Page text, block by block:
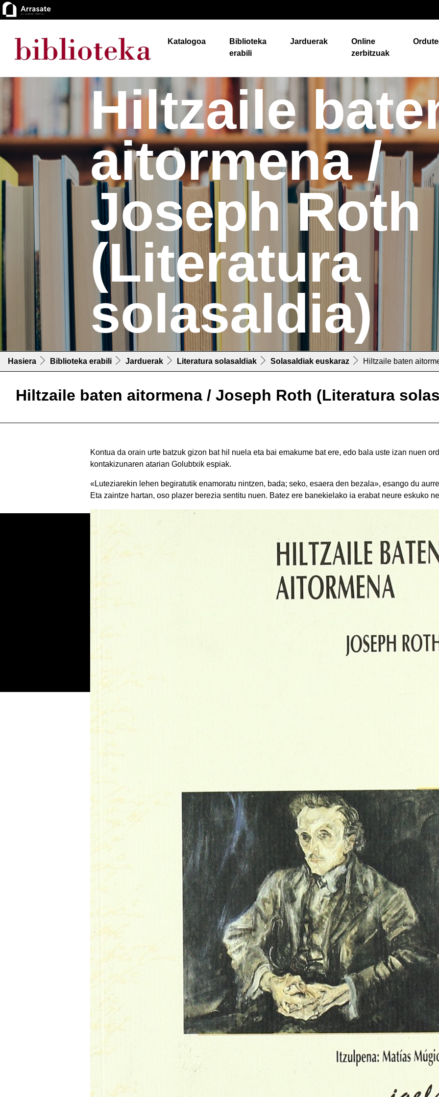
Katalogoa
Biblioteka
erabili
Jarduerak
Online
zerbitzuak
Hiltzaile
aitormena /
Joseph Roth
(Literatura
solasaldia)
Hasiera Biblioteka erabili Jarduerak Literatura solasaldiak Solasaldiak euskaraz Hiltzaile baten
Hiltzaile baten aitormena / Joseph Roth (Literatura
Kontua da orain urte batzuk gizon bat hil nuela eta bai emakume bat ere, edo bala uste izan nuen
kontakizunaren atarian Golubtxik espiak.
«Luteziarekin lehen begiratutik enamoratu nintzen, bada; seko, esaera den bezala», esango du
Eta zaintze hartan, oso plazer berezia sentitu nuen. Batez ere banekielako ia erabat neure eskuko